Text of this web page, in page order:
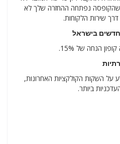
נפתחה ההחזרה שלך לא
שירות הלקוחות.
על השקות הקולקציות האחרונות,
ביותר.